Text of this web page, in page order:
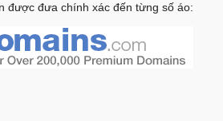
được đưa chính xác đến từng số áo: